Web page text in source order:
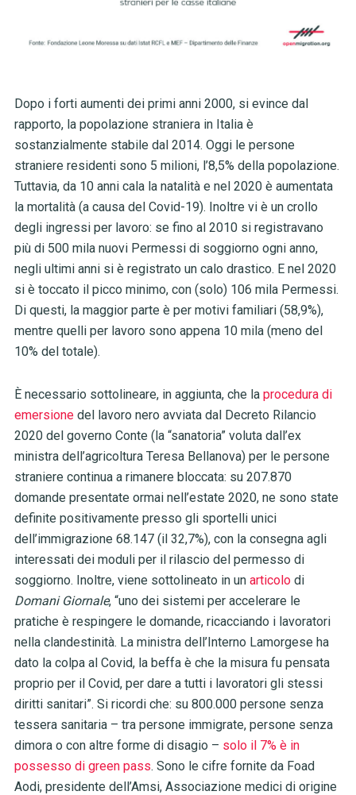
Dopo i forti aumenti dei primi anni 2000, si evince dal
rapporto, la popolazione straniera in Italia è
sostanzialmente stabile dal 2014. Oggi le persone
straniere residenti sono 5 milioni, l’8,5% della popolazione.
Tuttavia, da 10 anni cala la natalità e nel 2020 è aumentata
la mortalità (a causa del Covid-19). Inoltre vi è un crollo
degli ingressi per lavoro: se fino al 2010 si registravano
più di 500 mila nuovi Permessi di soggiorno ogni anno,
negli ultimi anni si è registrato un calo drastico. E nel 2020
si è toccato il picco minimo, con (solo) 106 mila Permessi.
Di questi, la maggior parte è per motivi familiari (58,9%),
mentre quelli per lavoro sono appena 10 mila (meno del
10% del totale).
Ènecessario sottolineare, in aggiunta, che la procedura di
emersionedel lavoro nero avviata dal Decreto Rilancio
2020 del governo Conte (la “sanatoria” voluta dall’ex
ministra dell’agricoltura Teresa Bellanova) per le persone
straniere continua a rimanere bloccata: su 207.870
domande presentate ormai nell’estate 2020, ne sono state
definite positivamente presso gli sportelli unici
dell’immigrazione 68.147 (il 32,7%), con la consegna agli
interessati dei moduli per il rilascio del permesso di
soggiorno. Inoltre, viene sottolineato in un articolodi
Domani Giornale, “uno dei sistemi per accelerare le
pratiche è respingere le domande, ricacciando i lavoratori
nella clandestinità. La ministra dell’Interno Lamorgese ha
dato la colpa al Covid, la beffa è che la misura fu pensata
proprio per il Covid, per dare a tutti i lavoratori gli stessi
diritti sanitari”. Si ricordi che: su 800.000 persone senza
tessera sanitaria – tra persone immigrate, persone senza
dimora o con altre forme di disagio – solo il 7% è in
possesso di green pass. Sono le cifre fornite da Foad
Aodi, presidente dell’Amsi, Associazione medici di origine